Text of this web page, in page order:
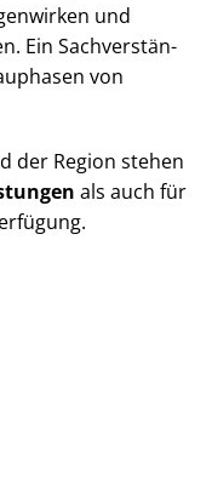
und
Ein Sach­ver­stän­
von
der Region stehen
als auch für